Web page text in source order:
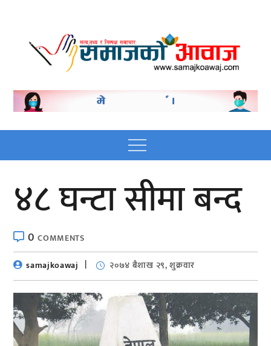
Nepali online news
portal site
Menu
४८ घन्टा सीमा बन्द
0COMMENTS
samajkoawaj
२०७४ बैशाख २९, शुक्रवार